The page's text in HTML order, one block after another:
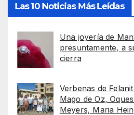
Las 10 Noticias Más Leídas
Una joyería de
presuntamente, a
cierra
Verbenas de
Mago de Oz,
Meyers, Maria